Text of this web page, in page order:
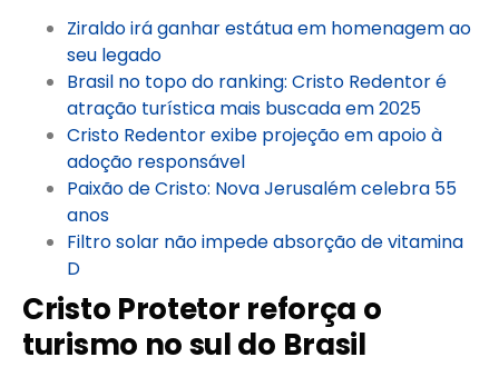
Ziraldo irá ganhar estátua em homenagem ao
seu legado
Brasil no topo do ranking: Cristo Redentor é
atração turística mais buscada em 2025
Cristo Redentor exibe projeção em apoio à
adoção responsável
Paixão de Cristo: Nova Jerusalém celebra 55
anos
Filtro solar não impede absorção de vitamina
D
Cristo Protetor reforça o
turismo no sul do Brasil